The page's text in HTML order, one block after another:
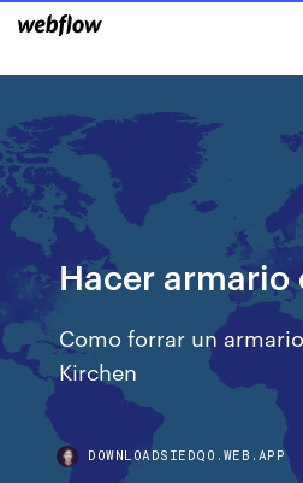
Hacer
Como forrar un
Kirchen
DOWNLOADSIEDQO.WEB.APP